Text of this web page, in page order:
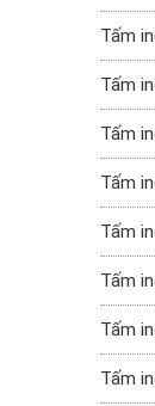
Tấm
Tấm
Tấm
Tấm
Tấm
Tấm
Tấm
Tấm